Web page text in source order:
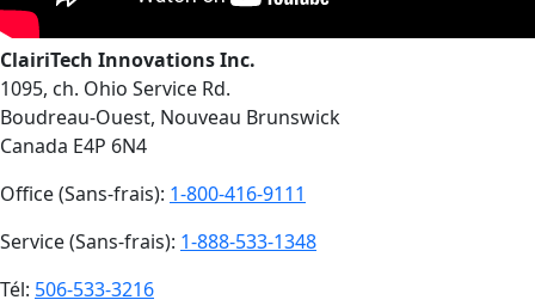
ClairiTech Innovations Inc.
1095, ch. Ohio Service Rd.
Boudreau-Ouest, Nouveau Brunswick
Canada E4P 6N4
Office (Sans-frais): 1-800-416-9111
Service (Sans-frais): 1-888-533-1348
Tél: 506-533-3216